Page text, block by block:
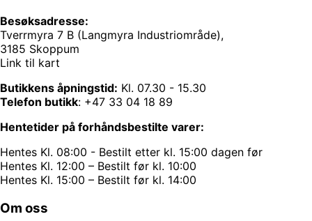
Besøksadresse:
Tverrmyra 7 B (Langmyra Industriområde),
3185 Skoppum
Link til kart
Butikkens åpningstid: Kl. 07.30 - 15.30
Telefon butikk: +47 33 04 18 89
Hentetider på forhåndsbestilte varer:
Hentes Kl. 08:00 - Bestilt etter kl. 15:00 dagen før
Hentes Kl. 12:00 – Bestilt før kl. 10:00
Hentes Kl. 15:00 – Bestilt før kl. 14:00
Om oss